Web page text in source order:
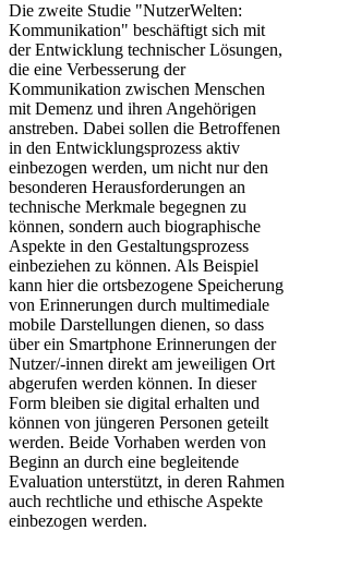
Die zweite Studie "NutzerWelten:
Kommunikation" beschäftigt sich mit
der Entwicklung technischer Lösungen,
die eine Verbesserung der
Kommunikation zwischen Menschen
mit Demenz und ihren Angehörigen
anstreben. Dabei sollen die Betroffenen
in den Entwicklungsprozess aktiv
einbezogen werden, um nicht nur den
besonderen Herausforderungen an
technische Merkmale begegnen zu
können, sondern auch biographische
Aspekte in den Gestaltungsprozess
einbeziehen zu können. Als Beispiel
kann hier die ortsbezogene Speicherung
von Erinnerungen durch multimediale
mobile Darstellungen dienen, so dass
über ein Smartphone Erinnerungen der
Nutzer/-innen direkt am jeweiligen Ort
abgerufen werden können. In dieser
Form bleiben sie digital erhalten und
können von jüngeren Personen geteilt
werden. Beide Vorhaben werden von
Beginn an durch eine begleitende
Evaluation unterstützt, in deren Rahmen
auch rechtliche und ethische Aspekte
einbezogen werden.